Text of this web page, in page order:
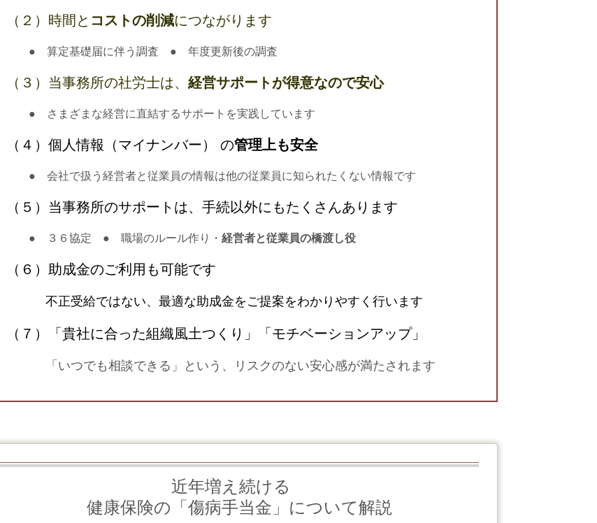
（２）時間と コストの削減につながります
● 算定基礎届に伴う調査 ● 年度更新後の調査
（３）当事務所の社労士は、 経営サポートが得意なので安心
● さまざまな経営に直結するサポートを実践しています
（４）個人情報（マイナンバー） の管理上も安全
● 会社で扱う経営者と従業員の情報は他の従業員に知られたくない情報です
（５）当事務所のサポートは、手続以外にもたくさんあります
● ３６協定 ● 職場のルール作り・ 経営者と従業員の橋渡し役
（６）助成金のご利用も可能です
不正受給ではない、 最適な助成金をご提案をわかりやすく行います
（７）「貴社に合った組織風土つくり」「モチベーションアップ」
「 いつでも相談できる」という、リスクのない安心感が満たされます
近年増え続ける
健康保険の「傷病手当金」について解説